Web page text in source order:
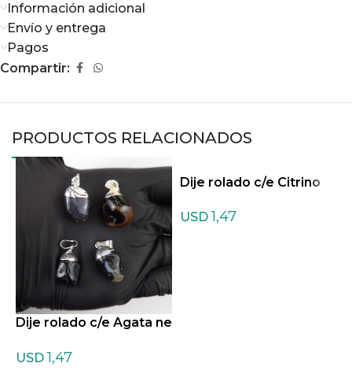
Información adicional
Envío y entrega
Pagos
Compartir:
PRODUCTOS RELACIONADOS
Dije rolado c/e Agata ne
USD 1,47
Dije rolado c/e Citrino
USD 1,47